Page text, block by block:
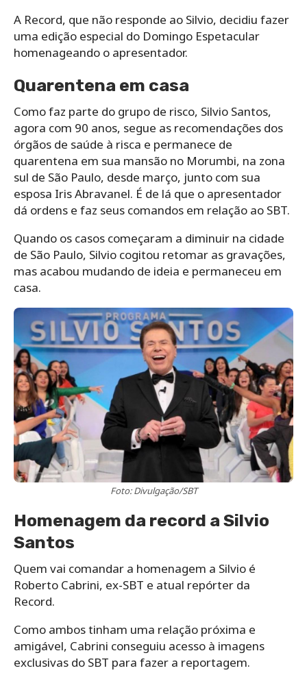
A Record, que não responde ao Silvio, decidiu fazer
uma edição especial do Domingo Espetacular
homenageando o apresentador.
Quarentena em casa
Como faz parte do grupo de risco, Silvio Santos,
agora com 90 anos, segue as recomendações dos
órgãos de saúde à risca e permanece de
quarentena em sua mansão no Morumbi, na zona
sul de São Paulo, desde março, junto com sua
esposa Iris Abravanel. É de lá que o apresentador
dá ordens e faz seus comandos em relação ao SBT.
Quando os casos começaram a diminuir na cidade
de São Paulo, Silvio cogitou retomar as gravações,
mas acabou mudando de ideia e permaneceu em
casa.
Foto: Divulgação/SBT
Homenagem da record a Silvio
Santos
Quem vai comandar a homenagem a Silvio é
Roberto Cabrini, ex-SBT e atual repórter da
Record.
Como ambos tinham uma relação próxima e
amigável, Cabrini conseguiu acesso à imagens
exclusivas do SBT para fazer a reportagem.